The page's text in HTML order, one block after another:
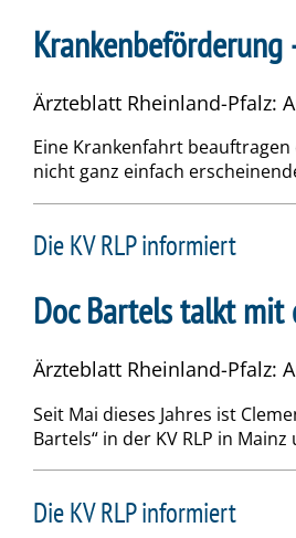
Ärzteblatt Rheinland-Pfalz:
Eine Krankenfahrt
nicht ganz einfach
Die KV RLP informiert
Doc Bartels talkt mit
Ärzteblatt Rheinland-Pfalz:
Seit Mai dieses Jahres ist
Bartels“ in der KV RLP in
Die KV RLP informiert